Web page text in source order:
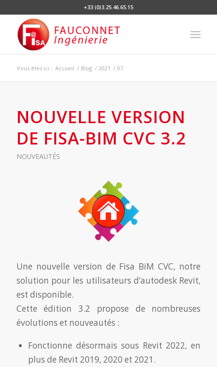
+33 (0)3.25.46.65.15
Vous êtes ici : Accueil / Blog / 2021 / 07
NOUVELLE VERSION
DE FISA-BIM CVC 3.2
NOUVEAUTÉS
Une nouvelle version de Fisa BiM CVC, notre
solution pour les utilisateurs d’autodesk Revit,
est disponible.
Cette édition 3.2 propose de nombreuses
évolutions et nouveautés :
Fonctionne désormais sous Revit 2022, en
plus de Revit 2019, 2020 et 2021.